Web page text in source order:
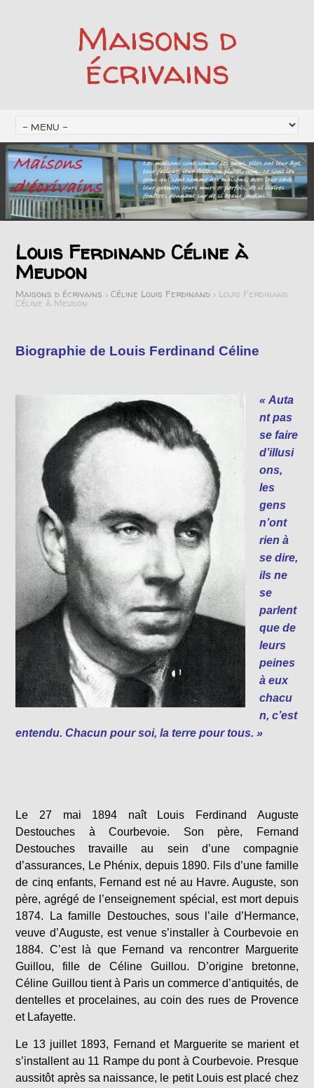
Maisons d
écrivains
Louis Ferdinand Céline à
Meudon
Maisons d écrivains >Céline Louis Ferdinand > Louis Ferdinand
Céline à Meudon
Biographie de Louis Ferdinand Céline
« Auta
nt pas
se faire
d’illusi
ons,
les
gens
n’ont
rien à
se dire,
ils ne
se
parlent
que de
leurs
peines
à eux
chacu
n, c’est
entendu. Chacun pour soi, la terre pour tous. »
Le 27 mai 1894 naît Louis Ferdinand Auguste
Destouches à Courbevoie. Son père, Fernand
Destouches travaille au sein d’une compagnie
d’assurances, Le Phénix, depuis 1890. Fils d’une famille
de cinq enfants, Fernand est né au Havre. Auguste, son
père, agrégé de l’enseignement spécial, est mort depuis
1874. La famille Destouches, sous l’aile d’Hermance,
veuve d’Auguste, est venue s’installer à Courbevoie en
1884. C’est là que Fernand va rencontrer Marguerite
Guillou, fille de Céline Guillou. D’origine bretonne,
Céline Guillou tient à Paris un commerce d’antiquités, de
dentelles et procelaines, au coin des rues de Provence
et Lafayette.
Le 13 juillet 1893, Fernand et Marguerite se marient et
s’installent au 11 Rampe du pont à Courbevoie. Presque
aussitôt après sa naissance, le petit Louis est placé chez